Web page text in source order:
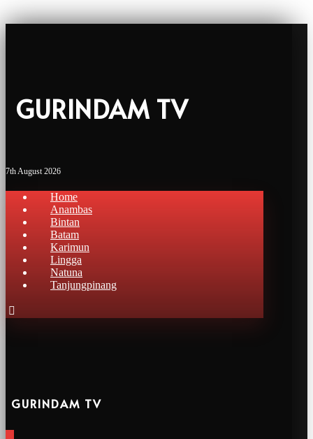
GURINDAM TV
7th August 2026
Home
Anambas
Bintan
Batam
Karimun
Lingga
Natuna
Tanjungpinang
GURINDAM TV